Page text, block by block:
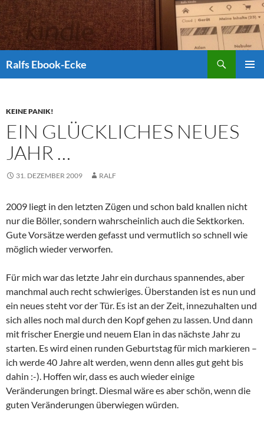
Ralfs Ebook-Ecke
KEINE PANIK!
EIN GLÜCKLICHES NEUES
JAHR …
31. DEZEMBER 2009 RALF
2009 liegt in den letzten Zügen und schon bald knallen nicht
nur die Böller, sondern wahrscheinlich auch die Sektkorken.
Gute Vorsätze werden gefasst und vermutlich so schnell wie
möglich wieder verworfen.
Für mich war das letzte Jahr ein durchaus spannendes, aber
manchmal auch recht schwieriges. Überstanden ist es nun und
ein neues steht vor der Tür. Es ist an der Zeit, innezuhalten und
sich alles noch mal durch den Kopf gehen zu lassen. Und dann
mit frischer Energie und neuem Elan in das nächste Jahr zu
starten. Es wird einen runden Geburtstag für mich markieren –
ich werde 40 Jahre alt werden, wenn denn alles gut geht bis
dahin :-). Hoffen wir, dass es auch wieder einige
Veränderungen bringt. Diesmal wäre es aber schön, wenn die
guten Veränderungen überwiegen würden.